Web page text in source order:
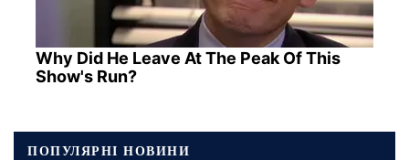
Why Did He Leave At The Peak Of This
Show's Run?
ПОПУЛЯРНІ НОВИНИ